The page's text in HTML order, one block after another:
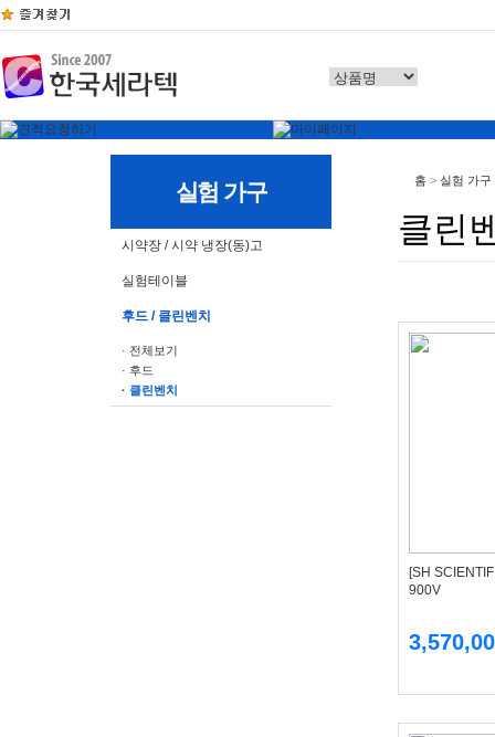
실험 가구
시약장 / 시약 냉장(동)고
실험테이블
후드 / 클린벤치
· 전체보기
· 후드
· 클린벤치
홈 > 실험 가구
클린
[SH
900V